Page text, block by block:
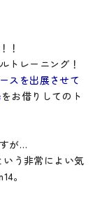
！！
トレーニング！
スを出展させて
をお借りしてのト
が…
う非常によい気
。